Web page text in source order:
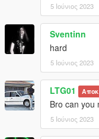
5 Ιούνιος 2023
Sventinn
hard
5 Ιούνιος 2023
LTG01
Bro can you
5 Ιούνιος 2023